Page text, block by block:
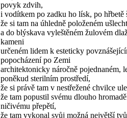
povyk zdvih,
i vodítkem po zadku ho lísk, po hřbetě
že si tam na úhledně položeném
a do blýskava vyleštěném žulovém
kameni
určeném lidem k esteticky
popocházení po Zemi
architektonicky náročně pojednaném,
poněkud sterilním prostředí,
že si právě tam v nestřežené chvilce
že tam popustil svému dlouho
ničivému přepětí,
že tam vykonal svůj možná největší